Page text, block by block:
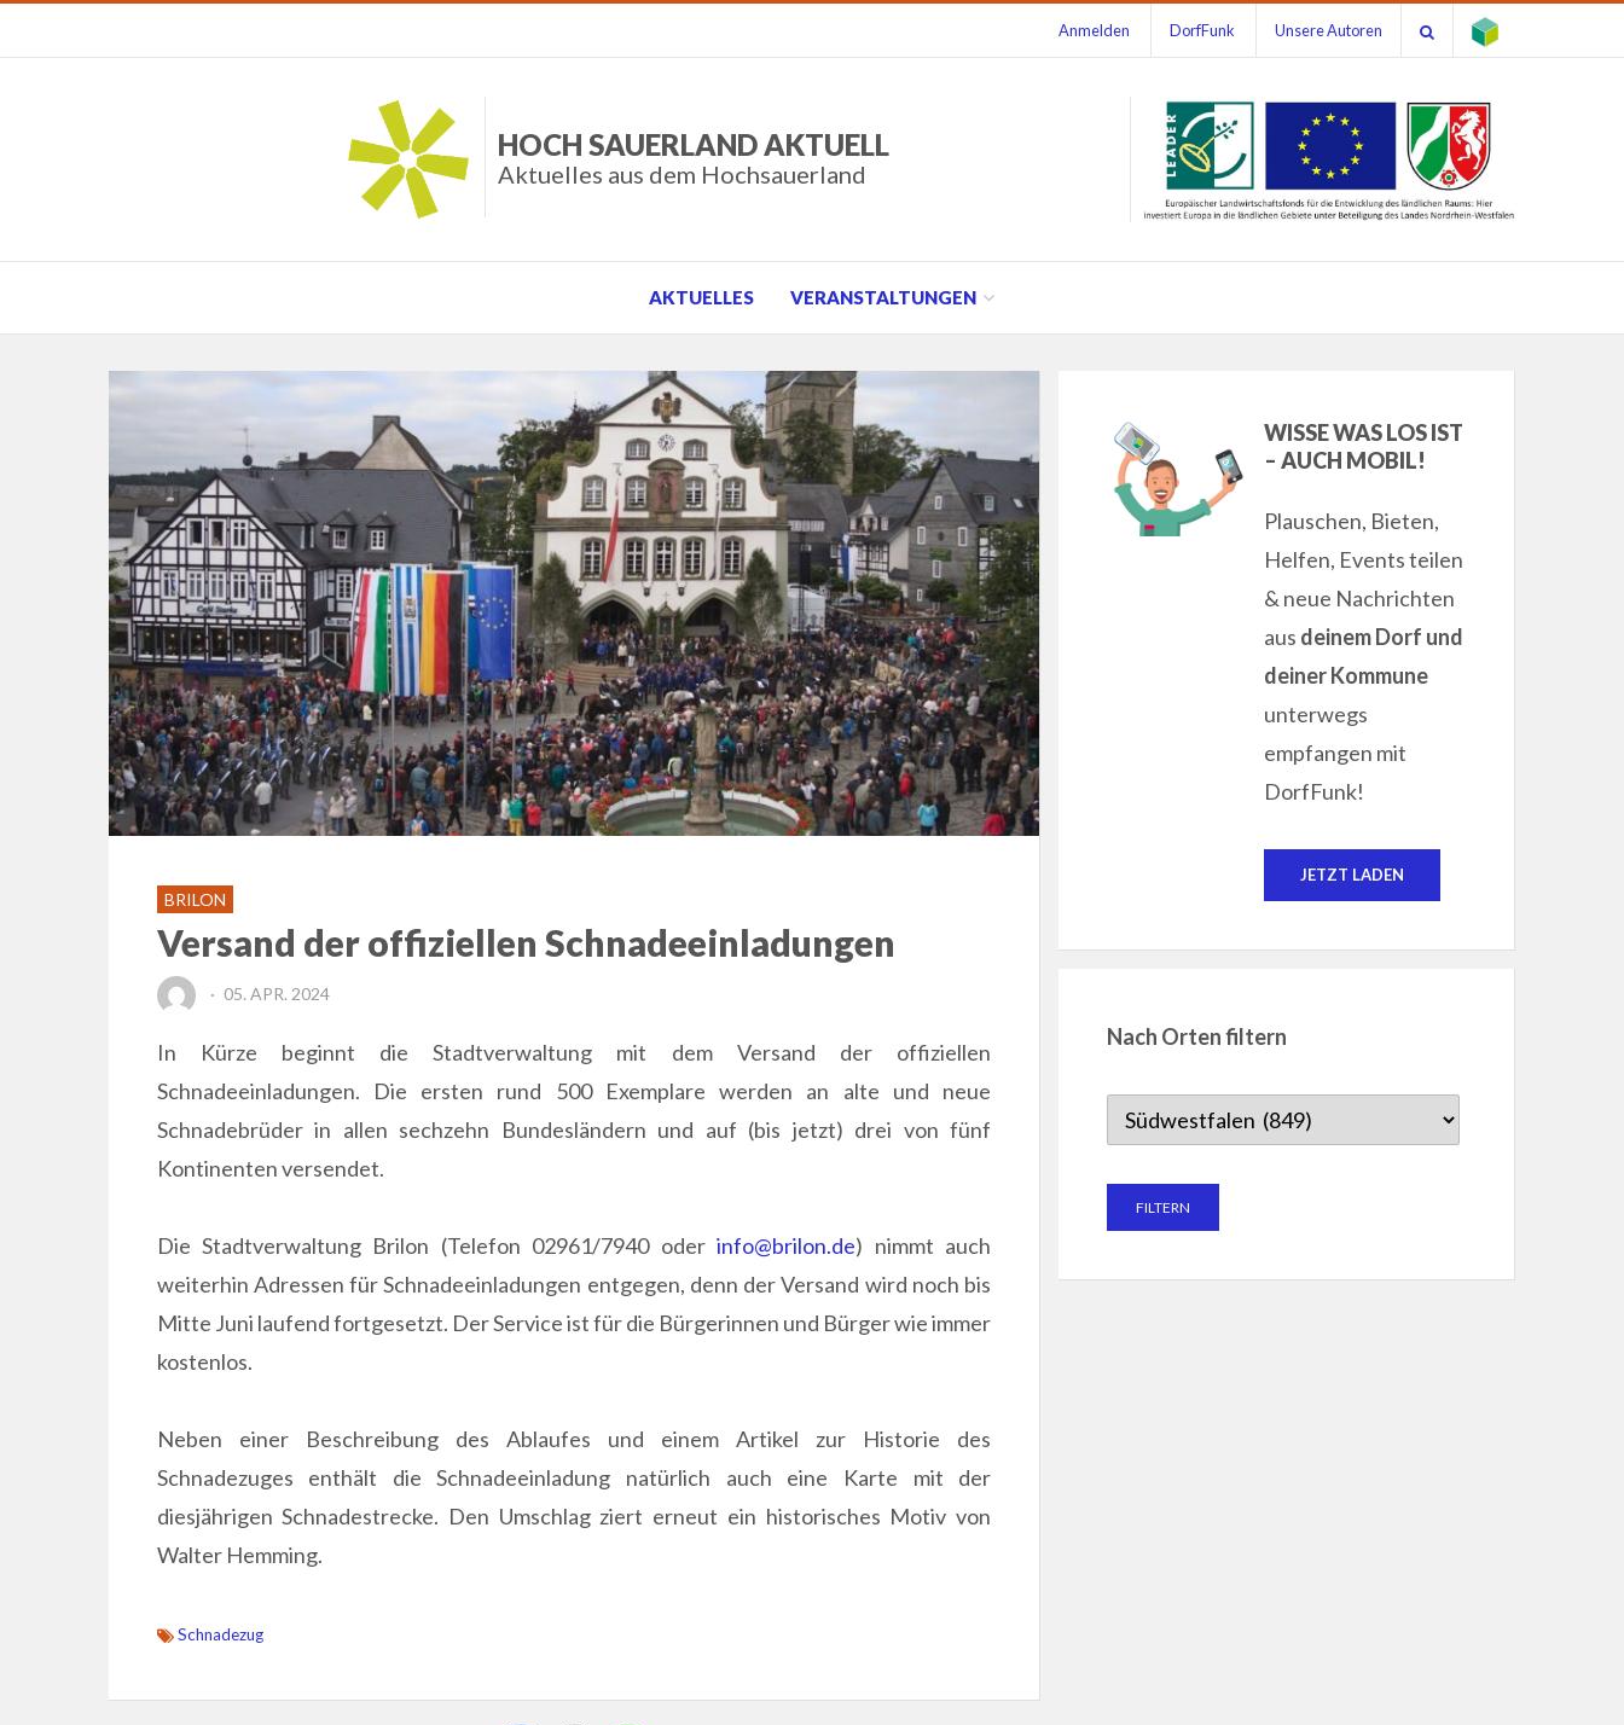
Anmelden DorfFunk Unsere Autoren
HOCH SAUERLAND AKTUELL
Aktuelles aus dem Hochsauerland
AKTUELLES VERANSTALTUNGEN
BRILON
Versand der offiziellen Schnadeeinladungen
POSTED
05. APR. 2024
In Kürze beginnt die Stadtverwaltung mit dem Versand der offiziellen
Schnadeeinladungen. Die ersten rund 500 Exemplare werden an alte und neue
Schnadebrüder in allen sechzehn Bundesländern und auf (bis jetzt) drei von fünf
Kontinenten versendet.
Die Stadtverwaltung Brilon (Telefon 02961/7940 oderinfo@brilon.de) nimmt auch
weiterhin Adressen für Schnadeeinladungen entgegen, denn der Versand wird noch bis
Mitte Juni laufend fortgesetzt. Der Service ist für die Bürgerinnen und Bürger wie immer
kostenlos.
Neben einer Beschreibung des Ablaufes und einem Artikel zur Historie des
Schnadezuges enthält die Schnadeeinladung natürlich auch eine Karte mit der
diesjährigen Schnadestrecke. Den Umschlag ziert erneut ein historisches Motiv von
Walter Hemming.
Schnadezug
WISSE WAS LOS IST
– AUCH MOBIL!
Plauschen, Bieten,
Helfen, Events teilen
& neue Nachrichten
aus deinem Dorf und
deiner Kommune
unterwegs
empfangen mit
DorfFunk!
JETZT LADEN
Nach Orten filtern